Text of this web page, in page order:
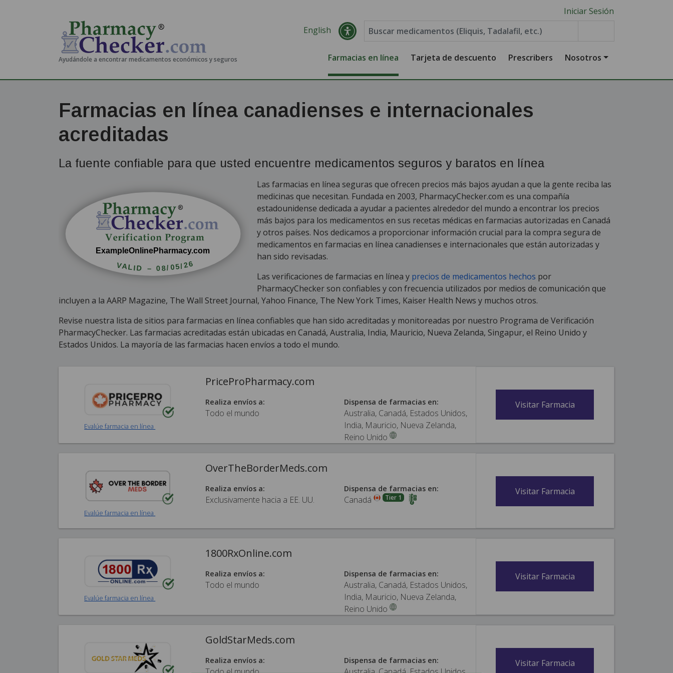
Ayudándole a encontrar medicamentos económicos y seguros
Iniciar Sesión
English
Farmacias en línea Tarjeta de descuento Prescribers Nosotros
Farmacias en línea canadienses e internacionales
acreditadas
La fuente confiable para que usted encuentre medicamentos seguros y baratos en línea
Las farmacias en línea seguras que ofrecen precios más bajos ayudan a que la gente reciba las
medicinas que necesitan. Fundada en 2003, PharmacyChecker.com es una compañía
estadounidense dedicada a ayudar a pacientes alrededor del mundo a encontrar los precios
más bajos para los medicamentos en sus recetas médicas en farmacias autorizadas en Canadá
y otros países. Nos dedicamos a proporcionar información crucial para la compra segura de
medicamentos en farmacias en línea canadienses e internacionales que están autorizadas y
han sido revisadas.
Las verificaciones de farmacias en línea y precios de medicamentos hechos por
PharmacyChecker son confiables y con frecuencia utilizados por medios de comunicación que
incluyen a la AARP Magazine, The Wall Street Journal, Yahoo Finance, The New York Times, Kaiser Health News y muchos otros.
Revise nuestra lista de sitios para farmacias en línea confiables que han sido acreditadas y monitoreadas por nuestro Programa de Verificación
PharmacyChecker. Las farmacias acreditadas están ubicadas en Canadá, Australia, India, Mauricio, Nueva Zelanda, Singapur, el Reino Unido y
Estados Unidos. La mayoría de las farmacias hacen envíos a todo el mundo.
Evalúe farmacia en línea
PriceProPharmacy.com
Dispensa de farmacias en:
Australia, Canadá, Estados Unidos,
India, Mauricio, Nueva Zelanda,
Reino Unido
Realiza envíos a:
Todo el mundo
Visitar Farmacia
Evalúe farmacia en línea
OverTheBorderMeds.com
Dispensa de farmacias en:
Canadá Tier 1
Realiza envíos a:
Exclusivamente hacia a EE. UU.
Visitar Farmacia
Evalúe farmacia en línea
1800RxOnline.com
Dispensa de farmacias en:
Australia, Canadá, Estados Unidos,
India, Mauricio, Nueva Zelanda,
Reino Unido
Realiza envíos a:
Todo el mundo
Visitar Farmacia
GoldStarMeds.com
Dispensa de farmacias en:
Realiza envíos a: Visitar Farmacia